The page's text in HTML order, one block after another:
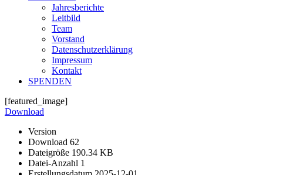
Jahresberichte
Leitbild
Team
Vorstand
Datenschutzerklärung
Impressum
Kontakt
SPENDEN
[featured_image]
Download
Version
Download 62
Dateigröße 190.34 KB
Datei-Anzahl 1